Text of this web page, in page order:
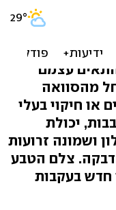
החוכמה
עצמם
מהסוואה
או חיקוי בעלי
יכולת
ושמונה זרועות
צלם הטבע
חדש בעקבות